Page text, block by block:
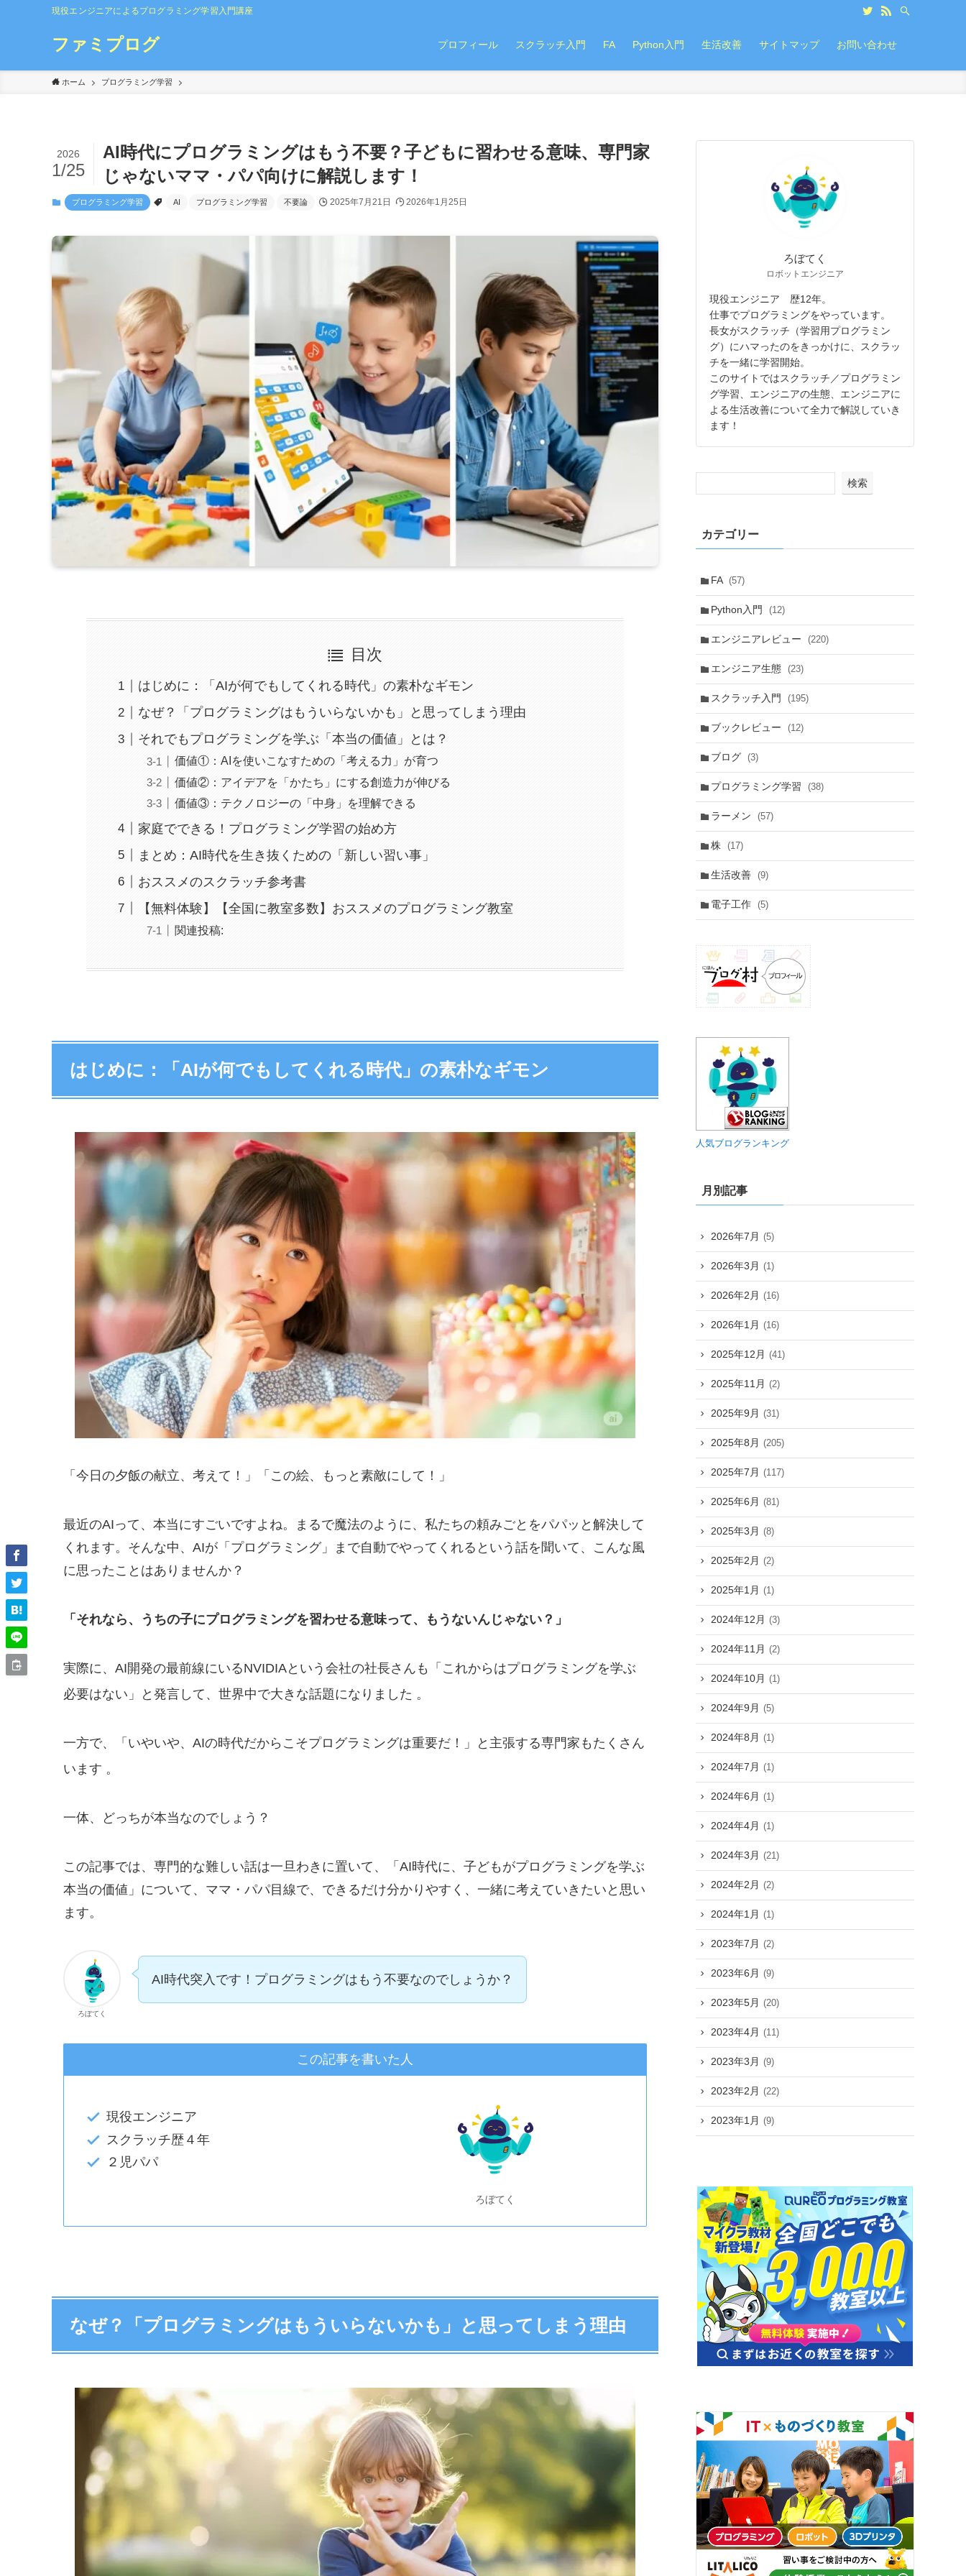
現役エンジニアによるプログラミング学習入門講座
ファミプログ プロフィール スクラッチ入門 FA Python入門 生活改善 サイトマップ お問い合わせ
ホーム プログラミング学習
AI時代にプログラミングはもう不要？子どもに習わせる意味、専門家
じゃないママ・パパ向けに解説します！
2026
1/25
プログラミング学習 AI プログラミング学習 不要論 2025年7月21日 2026年1月25日
目次
はじめに：「AIが何でもしてくれる時代」の素朴なギモン
なぜ？「プログラミングはもういらないかも」と思ってしまう理由
それでもプログラミングを学ぶ「本当の価値」とは？
価値①：AIを使いこなすための「考える力」が育つ
価値②：アイデアを「かたち」にする創造力が伸びる
価値③：テクノロジーの「中身」を理解できる
家庭でできる！プログラミング学習の始め方
まとめ：AI時代を生き抜くための「新しい習い事」
おススメのスクラッチ参考書
【無料体験】【全国に教室多数】おススメのプログラミング教室
関連投稿:
はじめに：「AIが何でもしてくれる時代」の素朴なギモン
「今日の夕飯の献立、考えて！」「この絵、もっと素敵にして！」
最近のAIって、本当にすごいですよね。まるで魔法のように、私たちの頼みごとをパパッと解決して
くれます。そんな中、AIが「プログラミング」まで自動でやってくれるという話を聞いて、こんな風
に思ったことはありませんか？
「それなら、うちの子にプログラミングを習わせる意味って、もうないんじゃない？」
実際に、AI開発の最前線にいるNVIDIAという会社の社長さんも「これからはプログラミングを学ぶ
必要はない」と発言して、世界中で大きな話題になりました 。
一方で、「いやいや、AIの時代だからこそプログラミングは重要だ！」と主張する専門家もたくさん
います 。
一体、どっちが本当なのでしょう？
この記事では、専門的な難しい話は一旦わきに置いて、「AI時代に、子どもがプログラミングを学ぶ
本当の価値」について、ママ・パパ目線で、できるだけ分かりやすく、一緒に考えていきたいと思い
ます。
ろぼてく
AI時代突入です！プログラミングはもう不要なのでしょうか？
この記事を書いた人
現役エンジニア
スクラッチ歴４年
２児パパ
ろぼてく
なぜ？「プログラミングはもういらないかも」と思ってしまう理由
ろぼてく
ロボットエンジニア
現役エンジニア 歴12年。
仕事でプログラミングをやっています。
長女がスクラッチ（学習用プログラミン
グ）にハマったのをきっかけに、スクラッ
チを一緒に学習開始。
このサイトではスクラッチ／プログラミン
グ学習、エンジニアの生態、エンジニアに
よる生活改善について全力で解説していき
ます！
検索
カテゴリー
FA (57)
Python入門 (12)
エンジニアレビュー (220)
エンジニア生態 (23)
スクラッチ入門 (195)
ブックレビュー (12)
ブログ (3)
プログラミング学習 (38)
ラーメン (57)
株 (17)
生活改善 (9)
電子工作 (5)
人気ブログランキング
月別記事
2026年7月 (5)
2026年3月 (1)
2026年2月 (16)
2026年1月 (16)
2025年12月 (41)
2025年11月 (2)
2025年9月 (31)
2025年8月 (205)
2025年7月 (117)
2025年6月 (81)
2025年3月 (8)
2025年2月 (2)
2025年1月 (1)
2024年12月 (3)
2024年11月 (2)
2024年10月 (1)
2024年9月 (5)
2024年8月 (1)
2024年7月 (1)
2024年6月 (1)
2024年4月 (1)
2024年3月 (21)
2024年2月 (2)
2024年1月 (1)
2023年7月 (2)
2023年6月 (9)
2023年5月 (20)
2023年4月 (11)
2023年3月 (9)
2023年2月 (22)
2023年1月 (9)